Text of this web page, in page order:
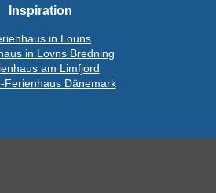
Inspiration
in Louns
in Lovns Bredning
am Limfjord
Ferienhaus Dänemark